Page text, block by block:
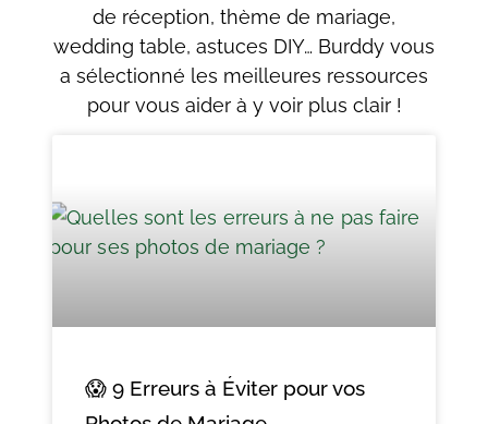
de réception, thème de mariage,
wedding table, astuces DIY… Burddy vous
a sélectionné les meilleures ressources
pour vous aider à y voir plus clair !
😱 9 Erreurs à Éviter pour vos